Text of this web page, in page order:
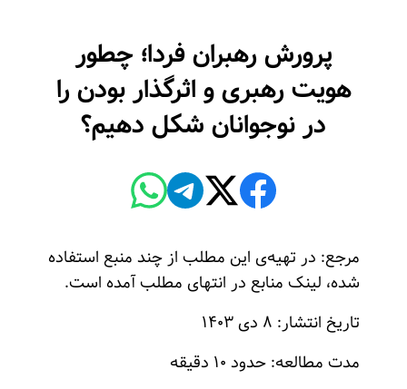
پرورش رهبران فردا؛ چطور
هویت رهبری و اثرگذار بودن را
در نوجوانان شکل دهیم؟
مرجع: در تهیه‌ی این مطلب از چند منبع استفاده
شده، لینک منابع در انتهای مطلب آمده است.
تاریخ انتشار: ۸ دی ۱۴۰۳
مدت مطالعه: حدود ۱۰ دقیقه